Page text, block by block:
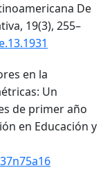
De
19(3), 255–
en la
Un
de primer año
en Educación y